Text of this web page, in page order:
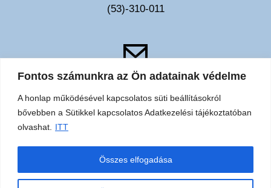
Fontos számunkra az Ön adatainak védelme
A honlap működésével kapcsolatos süti beállításokról
bővebben a Sütikkel kapcsolatos Adatkezelési tájékoztatóban
olvashat.
ITT
Összes elfogadása
(53)-310-011
toldy@toldykorhaz.hu
AkadálymentesítésiKözérdekű
adatok
Elérhetőségek
Sütik
tájékoztató